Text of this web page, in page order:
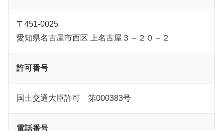
〒451-0025
愛知県名古屋市西区 上名古屋３－２０－２
許可番号
国土交通大臣許可 第000383号
電話番号